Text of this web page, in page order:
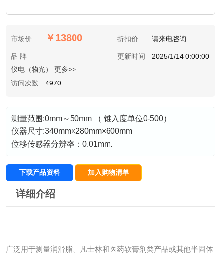
市场价 ￥13800 折扣价 请来电咨询
品 牌
仪电（物光） 更多>>
更新时间 2025/1/14 0:00:00
访问次数 4970
测量范围:0mm～50mm （ 锥入度单位0-500）
仪器尺寸:340mm×280mm×600mm
位移传感器分辨率：0.01mm.
下载产品资料 加入购物清单
详细介绍
广泛用于测量润滑脂、凡士林和医药软膏剂类产品或其他半固体